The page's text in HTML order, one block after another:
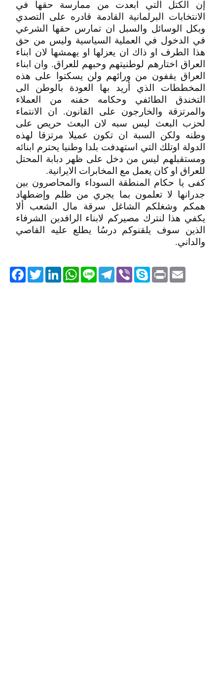
إن الكتل التي ابعدت من ممارسة حقها في
الانتخابات البرلمانية القادمة قادره على التصدي
وبكل الوسائل والسبل ان تمارس حقها الشرعي
في الدخول في العملية السياسية وليس من حق
هذا الطرف او ذاك ان يعزلها او يهمشها لان ابناء
العراق اختارهم لوطنيتهم وحبهم للعراق. وان ابناء
العراق يقفون من ورائهم ولن يسكتوا على هذه
المخططات الذي أريد بها العودة بالوطن الى
التخندق الطائفي وحكامه حفنه من العملاء
والمرتزقة والخارجون على القانون. ان الانتماء
لحزب البعث ليس سبه لان البعث حريص على
وطنه ولكن السبة ان تكون عميلا مرتزقا لهذه
الدولة اوتلك التي استهدفت بلدا وطنيا يحترم ابنائه
ومستقبلهم ليس من دخل على ظهر دبابة المحتل
للعراق او كان يعمل مع المخابرات الايرانية.
كفى يا حكام المنطقة السوداء والمحاصرون بين
جدرانها لا تعلمون بما يجري من ظلم وإضطهاد
همكم وشغلكم الشاغل سرقة مال الشعب ألا
يكفي هذا لنترك مصيركم لابناء الرافدين الشرفاء
الذين سوف يلقنوكم درسُا يطلع عليه القاصي
والداني.
TwitterLinkedIn
WhatsApp Line
Telegram ViberSkype PrintEmail